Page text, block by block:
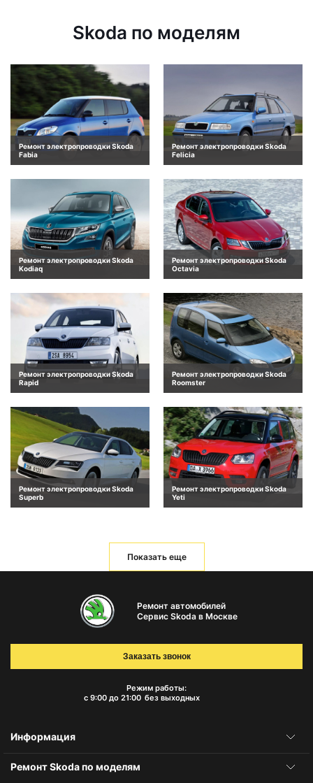
Skoda по моделям
Ремонт электропроводки Skoda
Fabia
Ремонт электропроводки Skoda
Felicia
Ремонт электропроводки Skoda
Kodiaq
Ремонт электропроводки Skoda
Octavia
Ремонт электропроводки Skoda
Rapid
Ремонт электропроводки Skoda
Roomster
Ремонт электропроводки Skoda
Superb
Ремонт электропроводки Skoda
Yeti
Показать еще
Ремонт автомобилей
Сервис Skoda в Москве
Режим работы:
с 9:00 до 21:00 без выходных
Заказать звонок
Информация
Ремонт Skoda по моделям